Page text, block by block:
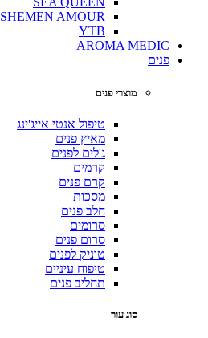
SHEMEN AMOUR
YTB
AROMA MEDIC
פנים
מוצרי פנים
טיפול אנטי אייג'ינג
מאיץ פנים
ג'לים לפנים
קרמים
קרם פנים
מסכות
חלב פנים
סרומים
סרום פנים
טוניק לפנים
טיפוח עיניים
תחליב פנים
סוג עור